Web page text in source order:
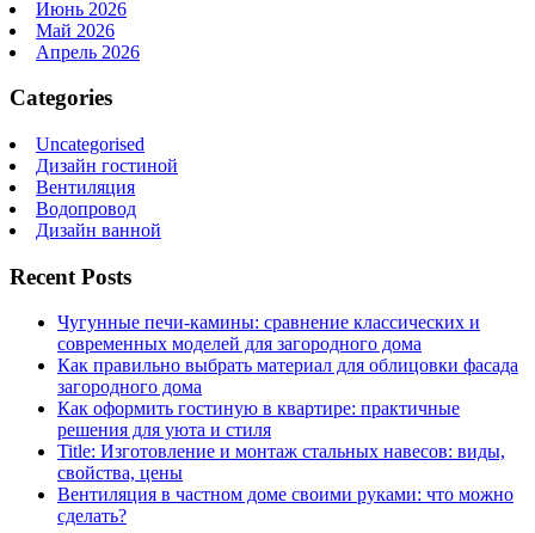
Июнь 2026
Май 2026
Апрель 2026
Categories
Uncategorised
Дизайн гостиной
Вентиляция
Водопровод
Дизайн ванной
Recent Posts
Чугунные печи-камины: сравнение классических и
современных моделей для загородного дома
Как правильно выбрать материал для облицовки фасада
загородного дома
Как оформить гостиную в квартире: практичные
решения для уюта и стиля
Title: Изготовление и монтаж стальных навесов: виды,
свойства, цены
Вентиляция в частном доме своими руками: что можно
сделать?